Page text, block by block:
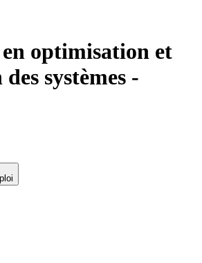
optimisation et
systèmes -